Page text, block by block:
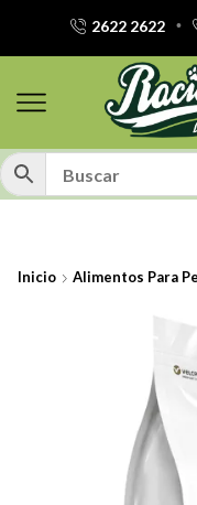
2622 2622
Inicio Alimentos Para